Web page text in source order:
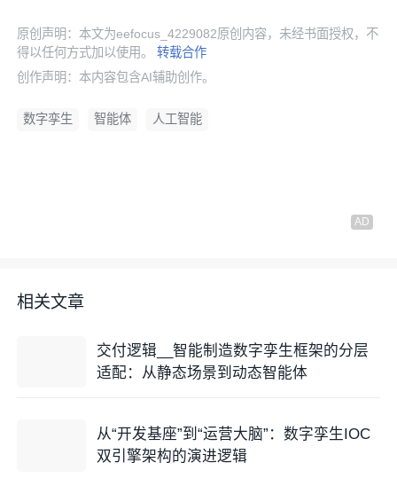
原创声明：本文为eefocus_4229082原创内容，未经书面授权，不
得以任何方式加以使用。转载合作
创作声明：本内容包含AI辅助创作。
数字孪生 智能体 人工智能
相关文章
交付逻辑__智能制造数字孪生框架的分层
适配：从静态场景到动态智能体
从“开发基座”到“运营大脑”：数字孪生IOC
双引擎架构的演进逻辑